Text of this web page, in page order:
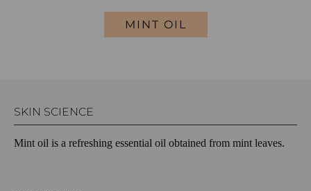
MINT OIL
SKIN SCIENCE
Mint oil is a refreshing essential oil obtained from mint leaves.